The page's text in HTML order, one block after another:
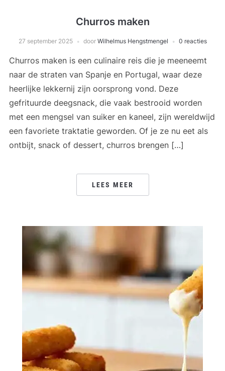
Churros maken
27 september 2025 door Wilhelmus Hengstmengel 0 reacties
Churros maken is een culinaire reis die je meeneemt
naar de straten van Spanje en Portugal, waar deze
heerlijke lekkernij zijn oorsprong vond. Deze
gefrituurde deegsnack, die vaak bestrooid worden
met een mengsel van suiker en kaneel, zijn wereldwijd
een favoriete traktatie geworden. Of je ze nu eet als
ontbijt, snack of dessert, churros brengen […]
LEES MEER